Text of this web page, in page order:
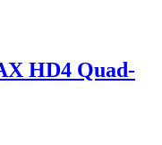
HD4 Quad-